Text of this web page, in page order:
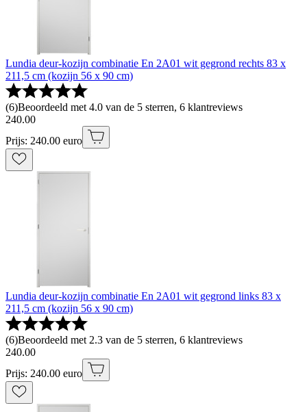
Lundia deur-kozijn combinatie En 2A01 wit gegrond rechts 83 x
211,5 cm (kozijn 56 x 90 cm)
(6)Beoordeeld met 4.0 van de 5 sterren, 6 klantreviews
240.00
Prijs: 240.00 euro
Lundia deur-kozijn combinatie En 2A01 wit gegrond links 83 x
211,5 cm (kozijn 56 x 90 cm)
(6)Beoordeeld met 2.3 van de 5 sterren, 6 klantreviews
240.00
Prijs: 240.00 euro